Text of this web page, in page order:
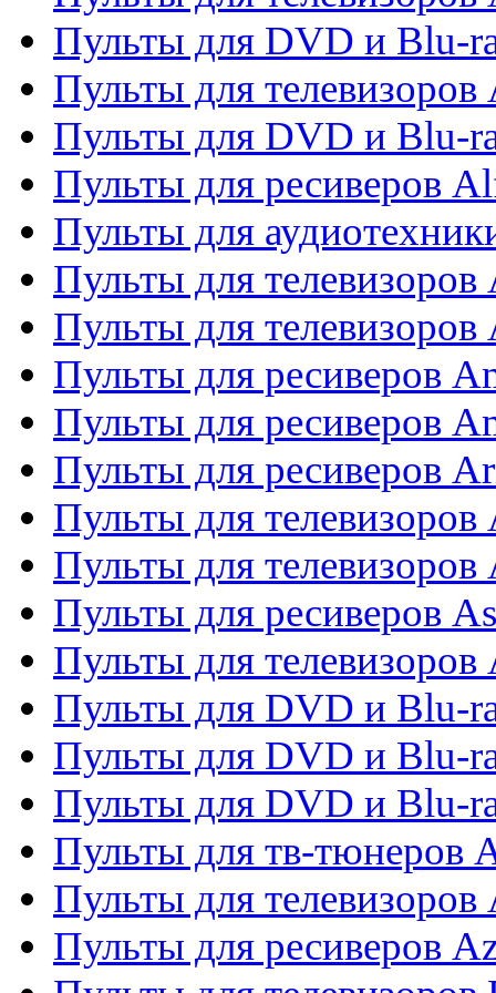
Пульты для DVD и Blu-
Пульты для
Пульты для DVD и Blu-
Пульты для ресиверов
Пульты для
Пульты для
Пульты для
Пульты для ресиверов
Пульты для ресиверов
Пульты для ресиверов
Пульты для
Пульты для телевизоров
Пульты для ресиверов
Пульты для телевизоров
Пульты для DVD и Blu-
Пульты для DVD и Blu-
Пульты для DVD и Blu-
Пульты для тв-тюнеров
Пульты для телевизоров
Пульты для ресиверов